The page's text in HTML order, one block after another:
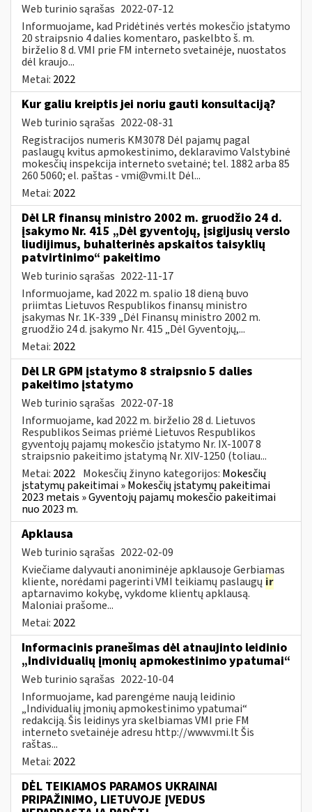
Web turinio sąrašas 2022-07-12
Informuojame, kad Pridėtinės vertės mokesčio įstatymo
20 straipsnio 4 dalies komentaro, paskelbto š. m.
birželio 8 d. VMI prie FM interneto svetainėje, nuostatos
dėl kraujo...
Metai: 2022
Kur galiu kreiptis jei noriu gauti konsultaciją?
Web turinio sąrašas 2022-08-31
Registracijos numeris KM3078 Dėl pajamų pagal
paslaugų kvitus apmokestinimo, deklaravimo Valstybinė
mokesčių inspekcija interneto svetainė; tel. 1882 arba 85
260 5060; el. paštas -vmi@vmi.ltDėl...
Metai: 2022
Dėl LR finansų ministro 2002 m. gruodžio 24 d.
įsakymo Nr. 415 „Dėl gyventojų, įsigijusių verslo
liudijimus, buhalterinės apskaitos taisyklių
patvirtinimo“ pakeitimo
Web turinio sąrašas 2022-11-17
Informuojame, kad 2022 m. spalio 18 dieną buvo
priimtas Lietuvos Respublikos finansų ministro
įsakymas Nr. 1K-339 „Dėl Finansų ministro 2002 m.
gruodžio 24 d. įsakymo Nr. 415 „Dėl Gyventojų,...
Metai: 2022
Dėl LR GPM įstatymo 8 straipsnio 5 dalies
pakeitimo įstatymo
Web turinio sąrašas 2022-07-18
Informuojame, kad 2022 m. birželio 28 d. Lietuvos
Respublikos Seimas priėmė Lietuvos Respublikos
gyventojų pajamų mokesčio įstatymo Nr. IX-1007 8
straipsnio pakeitimo įstatymą Nr. XIV-1250 (toliau...
Metai: 2022 Mokesčių žinyno kategorijos: Mokesčių
įstatymų pakeitimai » Mokesčių įstatymų pakeitimai
2023 metais » Gyventojų pajamų mokesčio pakeitimai
nuo 2023 m.
Apklausa
Web turinio sąrašas 2022-02-09
Kviečiame dalyvauti anoniminėje apklausoje Gerbiamas
kliente, norėdami pagerinti VMI teikiamų paslaugų ir
aptarnavimo kokybę, vykdome klientų apklausą.
Maloniai prašome...
Metai: 2022
Informacinis pranešimas dėl atnaujinto leidinio
„Individualių įmonių apmokestinimo ypatumai“
Web turinio sąrašas 2022-10-04
Informuojame, kad parengėme naują leidinio
„Individualių įmonių apmokestinimo ypatumai“
redakciją. Šis leidinys yra skelbiamas VMI prie FM
interneto svetainėje adresu http://www.vmi.lt Šis
raštas...
Metai: 2022
DĖL TEIKIAMOS PARAMOS UKRAINAI
PRIPAŽINIMO, LIETUVOJE ĮVEDUS